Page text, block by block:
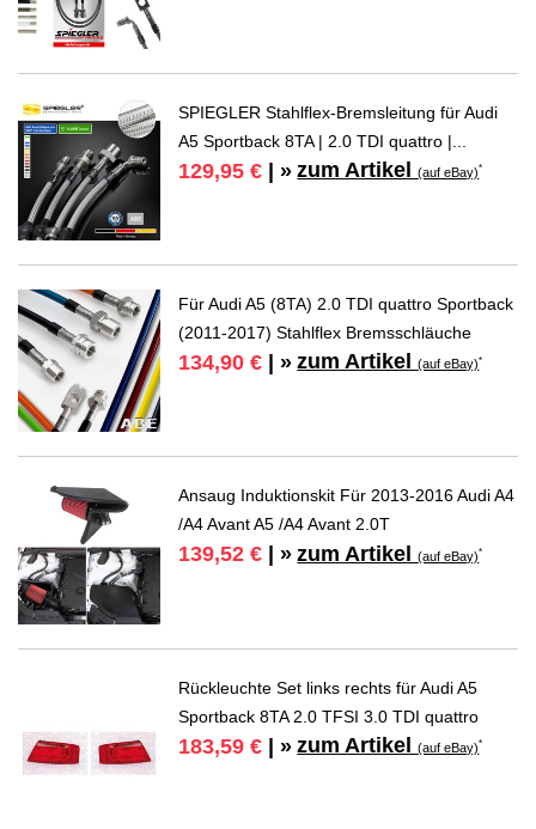
SPIEGLER Stahlflex-Bremsleitung für Audi
A5 Sportback 8TA | 2.0 TDI quattro |...
129,95 € | » zum Artikel(auf eBay)*
Für Audi A5 (8TA) 2.0 TDI quattro Sportback
(2011-2017) Stahlflex Bremsschläuche
134,90 € | » zum Artikel(auf eBay)*
Ansaug Induktionskit Für 2013-2016 Audi A4
/A4 Avant A5 /A4 Avant 2.0T
139,52 € | » zum Artikel(auf eBay)*
Rückleuchte Set links rechts für Audi A5
Sportback 8TA 2.0 TFSI 3.0 TDI quattro
183,59 € | » zum Artikel(auf eBay)*